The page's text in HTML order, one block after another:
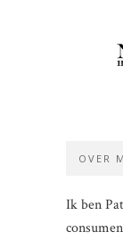
OVER
Ik ben